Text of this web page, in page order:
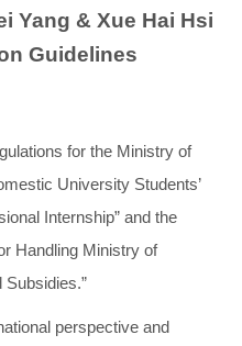
Yang & Xue Hai Hsi
Guidelines
for the Ministry of
University Students’
Internship” and the
Handling Ministry of
Subsidies.”
perspective and